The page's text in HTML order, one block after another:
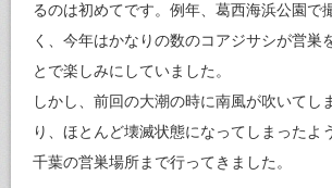
るのは初めてです。例年、葛西海浜公園で
く、今年はかなりの数のコアジサシが営巣
とで楽しみにしていました。
しかし、前回の大潮の時に南風が吹いてし
り、ほとんど壊滅状態になってしまったよ
千葉の営巣場所まで行ってきました。